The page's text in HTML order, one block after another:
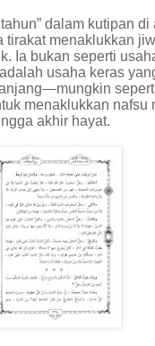
dalam kutipan di
tirakat menaklukkan
Ia bukan seperti
usaha keras
menaklukkan nafsu
akhir hayat.